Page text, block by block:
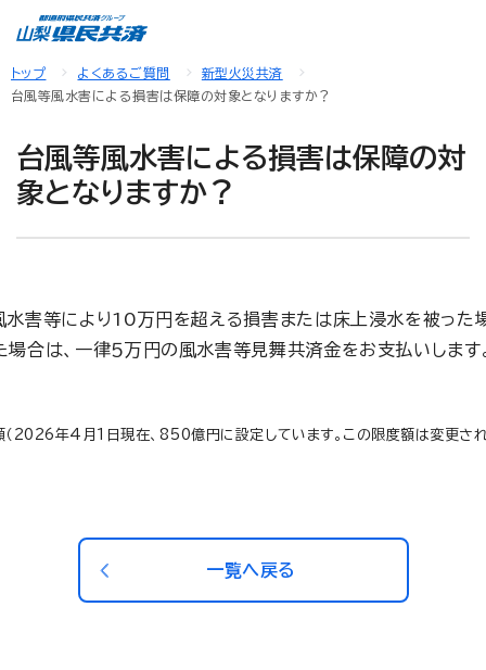
トップ よくあるご質問
新型火災共済
台風等風水害による損害は保障の対象となりますか？
台風等風水害による損害は保障の対
象となりますか？
害等により10万円を超える損害または床上浸水を被っ
合は、一律５万円の風水害等見舞共済金をお支払いします
年4月1日現在、850億円に設定しています。この限度額は変更され
一覧へ戻る